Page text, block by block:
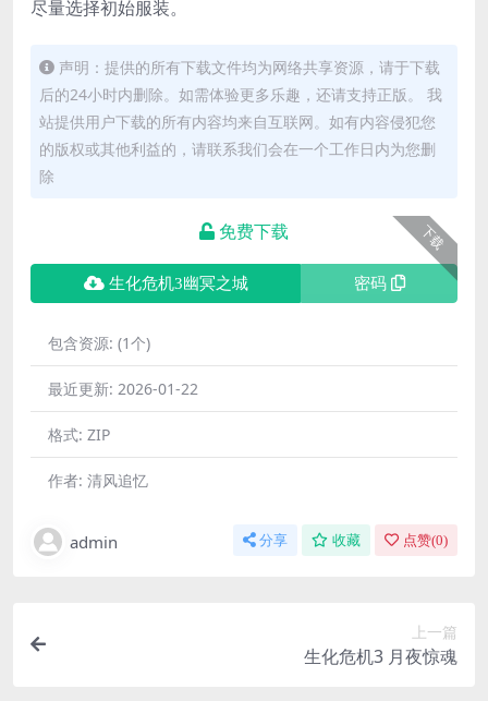
尽量选择初始服装。
声明：提供的所有下载文件均为网络共享资源，请于下载
后的24小时内删除。如需体验更多乐趣，还请支持正版。 我
站提供用户下载的所有内容均来自互联网。如有内容侵犯您
的版权或其他利益的，请联系我们会在一个工作日内为您删
除
下载
免费下载
生化危机3幽冥之城 密码
包含资源: (1个)
最近更新: 2026-01-22
格式: ZIP
作者: 清风追忆
admin 分享 收藏 点赞(0)
上一篇
生化危机3 月夜惊魂